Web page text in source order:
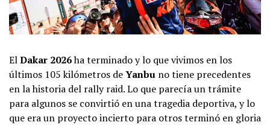
ElDakar 2026ha terminado y lo que vivimos en los
últimos 105 kilómetros deYanbu no tiene precedentes
en la historia del rally raid. Lo que parecía un trámite
para algunos se convirtió en una tragedia deportiva, y lo
que era un proyecto incierto para otros terminó en gloria